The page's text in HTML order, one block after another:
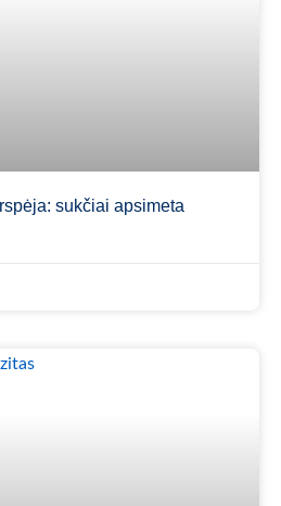
sukčiai apsimeta